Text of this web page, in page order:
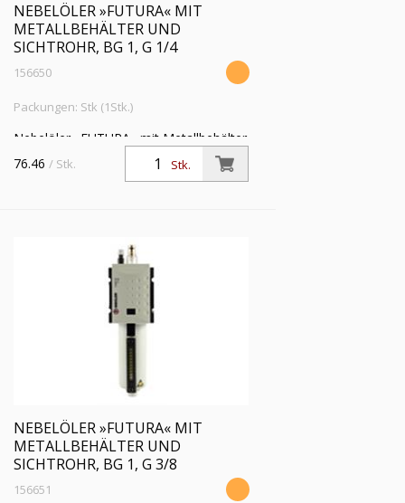
NEBELÖLER »FUTURA« MIT
METALLBEHÄLTER UND
SICHTROHR, BG 1, G 1/4
156650
Packungen: Stk (1Stk.)
Nebelöler »FUTURA« mit Metallbehälter
und Sichtrohr, BG 1, G 1/4,
Eingangsdruck max. 16 bar,
Stk.
76.46 / Stk.
NEBELÖLER »FUTURA« MIT
METALLBEHÄLTER UND
SICHTROHR, BG 1, G 3/8
156651